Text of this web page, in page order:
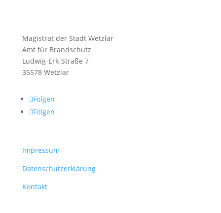
Magistrat der Stadt Wetzlar
Amt für Brandschutz
Ludwig-Erk-Straße 7
35578 Wetzlar
Folgen
Folgen
Impressum
Datenschutzerklärung
Kontakt